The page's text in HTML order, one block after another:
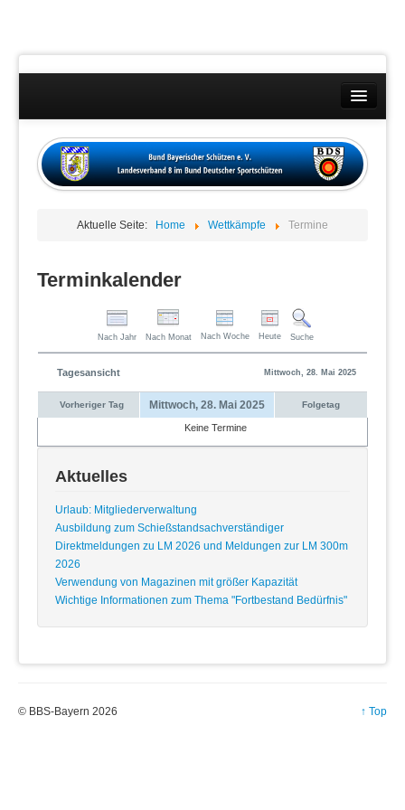
Wettkämpfe
Datenschutzübersicht
Aktuelle Seite: Home Wettkämpfe Termine
Terminkalender
Nach Jahr Nach Monat Nach Woche Heute Suche
Tagesansicht Mittwoch, 28. Mai 2025
Vorheriger Tag Mittwoch, 28. Mai 2025 Folgetag
Keine Termine
Aktuelles
Urlaub: Mitgliederverwaltung
Ausbildung zum Schießstandsachverständiger
Direktmeldungen zu LM 2026 und Meldungen zur LM 300m
2026
Verwendung von Magazinen mit größer Kapazität
Wichtige Informationen zum Thema "Fortbestand Bedürfnis"
↑ Top
© BBS-Bayern 2026